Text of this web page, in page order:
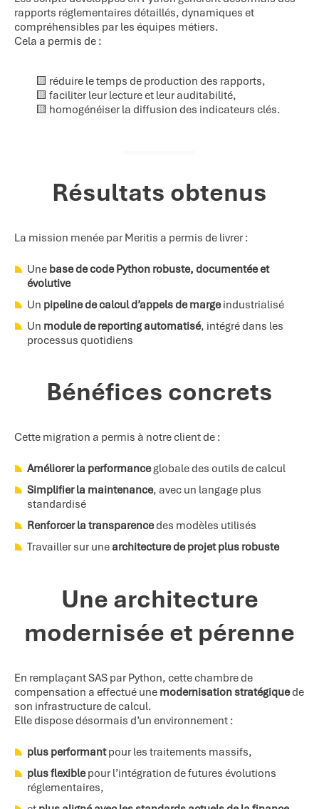
rapports réglementaires détaillés, dynamiques et
compréhensibles par les équipes métiers.
Cela a permis de :
🟨 réduire le temps de production des rapports,
🟨 faciliter leur lecture et leur auditabilité,
🟨 homogénéiser la diffusion des indicateurs clés.
Résultats obtenus
La mission menée par Meritis a permis de livrer :
Une base de code Python robuste, documentée et
évolutive
Un pipeline de calcul d’appels de margeindustrialisé
Un module de reporting automatisé, intégré dans les
processus quotidiens
Bénéfices concrets
Cette migration a permis à notre client de :
Améliorer la performanceglobale des outils de calcul
Simplifier la maintenance, avec un langage plus
standardisé
Renforcer la transparencedes modèles utilisés
Travailler sur unearchitecture de projet plus robuste
Une architecture
modernisée et pérenne
En remplaçant SAS par Python, cette chambre de
compensation a effectué une modernisation stratégiquede
son infrastructure de calcul.
Elle dispose désormais d’un environnement :
plus performantpour les traitements massifs,
plus flexiblepour l’intégration de futures évolutions
réglementaires,